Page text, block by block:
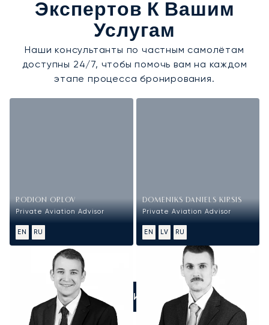
Экспертов К Вашим
Услугам
Наши консультанты по частным самолётам
доступны 24/7, чтобы помочь вам на каждом
этапе процесса бронирования.
RODION ORLOV
Private Aviation Advisor
EN RU
DOMENIKS DANIELS KIRSIS
Private Aviation Advisor
EN LV RU
ПОЗВОНИТЕ НАМ